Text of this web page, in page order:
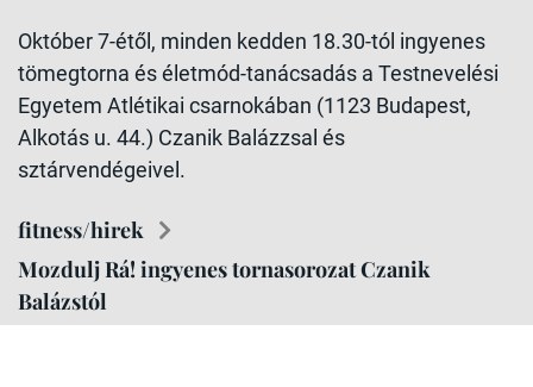
Október 7-étől, minden kedden 18.30-tól ingyenes
tömegtorna és életmód-tanácsadás a Testnevelési
Egyetem Atlétikai csarnokában (1123 Budapest,
Alkotás u. 44.) Czanik Balázzsal és
sztárvendégeivel.
fitness/hirek
Mozdulj Rá! ingyenes tornasorozat Czanik
Balázstól